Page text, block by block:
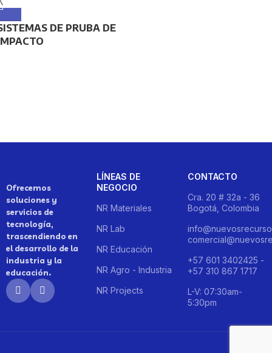
DE PRUBA DE
Ofrecemos
soluciones y
servicios de
tecnología,
trascendiendo en
el desarrollo de la
industria y la
educación.
LÍNEAS DE
NEGOCIO
NR Materiales
NR Lab
NR Educación
NR Agro - Industria
NR Projects
CONTACTO
Cra. 20 # 32a - 36
Bogotá, Colombia
+57 601 3402425 -
+57 310 867 1717
L-V: 07:30am-
5:30pm